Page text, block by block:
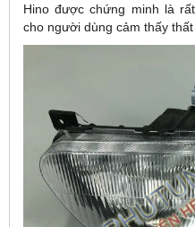
Hino được chứng minh là
cho người dùng cảm thấy thất